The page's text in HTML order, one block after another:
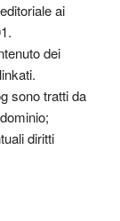
ai
dei
sono tratti da
diritti